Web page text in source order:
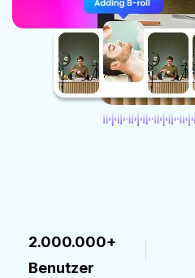
2.000.000+
Benutzer